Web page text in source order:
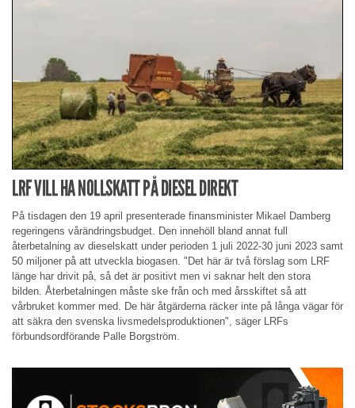
LRF VILL HA NOLLSKATT PÅ DIESEL DIREKT
På tisdagen den 19 april presenterade finansminister Mikael Damberg
regeringens vårändringsbudget. Den innehöll bland annat full
återbetalning av dieselskatt under perioden 1 juli 2022-30 juni 2023 samt
50 miljoner på att utveckla biogasen. "Det här är två förslag som LRF
länge har drivit på, så det är positivt men vi saknar helt den stora
bilden. Återbetalningen måste ske från och med årsskiftet så att
vårbruket kommer med. De här åtgärderna räcker inte på långa vägar för
att säkra den svenska livsmedelsproduktionen", säger LRFs
förbundsordförande Palle Borgström.